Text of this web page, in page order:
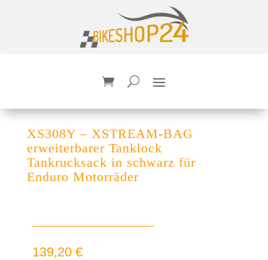
XS308Y – XSTREAM-BAG
erweiterbarer Tanklock
Tankrucksack in schwarz für
Enduro Motorräder
139,20 €